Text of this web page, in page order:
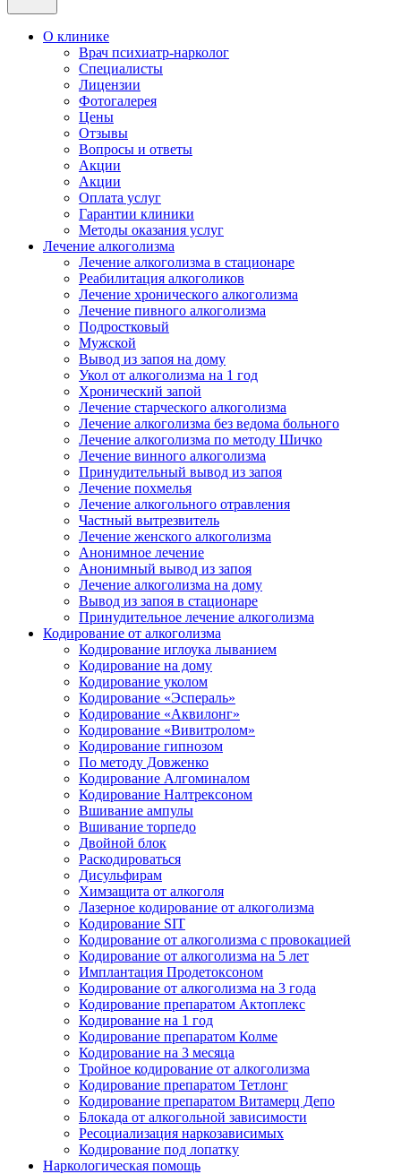
О клинике
Врач психиатр-нарколог
Специалисты
Лицензии
Фотогалерея
Цены
Отзывы
Вопросы и ответы
Акции
Акции
Оплата услуг
Гарантии клиники
Методы оказания услуг
Лечение алкоголизма
Лечение алкоголизма в стационаре
Реабилитация алкоголиков
Лечение хронического алкоголизма
Лечение пивного алкоголизма
Подростковый
Мужской
Вывод из запоя на дому
Укол от алкоголизма на 1 год
Хронический запой
Лечение старческого алкоголизма
Лечение алкоголизма без ведома больного
Лечение алкоголизма по методу Шичко
Лечение винного алкоголизма
Принудительный вывод из запоя
Лечение похмелья
Лечение алкогольного отравления
Частный вытрезвитель
Лечение женского алкоголизма
Анонимное лечение
Анонимный вывод из запоя
Лечение алкоголизма на дому
Вывод из запоя в стационаре
Принудительное лечение алкоголизма
Кодирование от алкоголизма
Кодирование иглоука лыванием
Кодирование на дому
Кодирование уколом
Кодирование «Эспераль»
Кодирование «Аквилонг»
Кодирование «Вивитролом»
Кодирование гипнозом
По методу Довженко
Кодирование Алгоминалом
Кодирование Налтрексоном
Вшивание ампулы
Вшивание торпедо
Двойной блок
Раскодироваться
Дисульфирам
Химзащита от алкоголя
Лазерное кодирование от алкоголизма
Кодирование SIT
Кодирование от алкоголизма с провокацией
Кодирование от алкоголизма на 5 лет
Имплантация Продетоксоном
Кодирование от алкоголизма на 3 года
Кодирование препаратом Актоплекс
Кодирование на 1 год
Кодирование препаратом Колме
Кодирование на 3 месяца
Тройное кодирование от алкоголизма
Кодирование препаратом Тетлонг
Кодирование препаратом Витамерц Депо
Блокада от алкогольной зависимости
Ресоциализация наркозависимых
Кодирование под лопатку
Наркологическая помощь